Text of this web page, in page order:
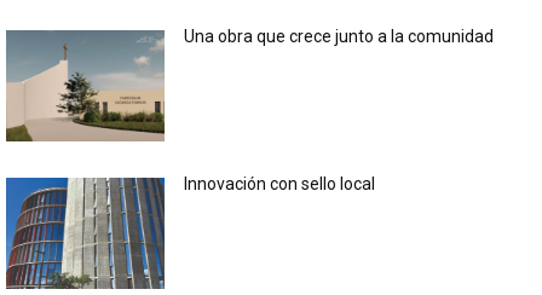
Una obra que crece junto a la comunidad
Innovación con sello local